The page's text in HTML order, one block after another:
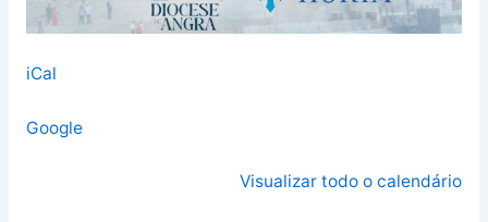
iCal
Google
Visualizar todo o calendário